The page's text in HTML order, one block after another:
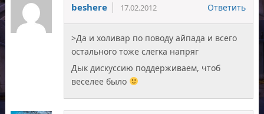
beshere 17.02.2012 Ответить
>Да и холивар по поводу айпада и всего
остального тоже слегка напряг
Дык дискуссию поддерживаем, чтоб
веселее было